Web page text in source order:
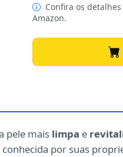
Confira os
Amazon.
pele mais limpa e
conhecida por suas